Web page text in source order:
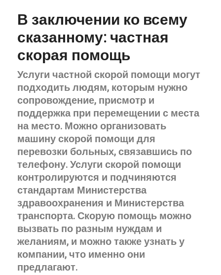
В заключении ко всему
сказанному: частная
скорая помощь
Услуги частной скорой помощи могут
подходить людям, которым нужно
сопровождение, присмотр и
поддержка при перемещении с места
на место. Можно организовать
машину скорой помощи для
перевозки больных, связавшись по
телефону. Услуги скорой помощи
контролируются и подчиняются
стандартам Министерства
здравоохранения и Министерства
транспорта. Скорую помощь можно
вызвать по разным нуждам и
желаниям, и можно также узнать у
компании, что именно они
предлагают.